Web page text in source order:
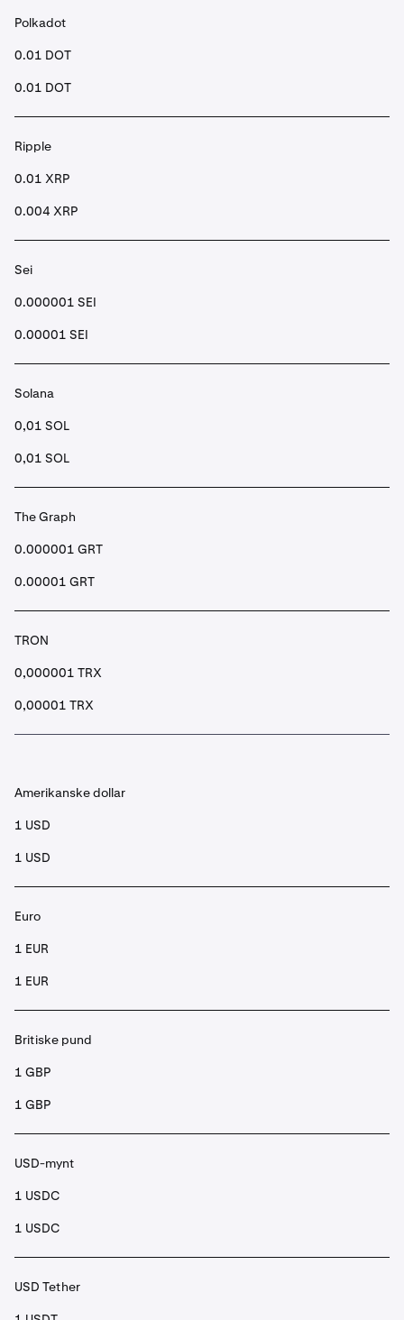
Polkadot
0.01 DOT
0.01 DOT
Ripple
0.01 XRP
0.004 XRP
Sei
0.000001 SEI
0.00001 SEI
Solana
0,01 SOL
0,01 SOL
The Graph
0.000001 GRT
0.00001 GRT
TRON
0,000001 TRX
0,00001 TRX
Amerikanske dollar
1 USD
1 USD
Euro
1 EUR
1 EUR
Britiske pund
1 GBP
1 GBP
USD-mynt
1 USDC
1 USDC
USD Tether